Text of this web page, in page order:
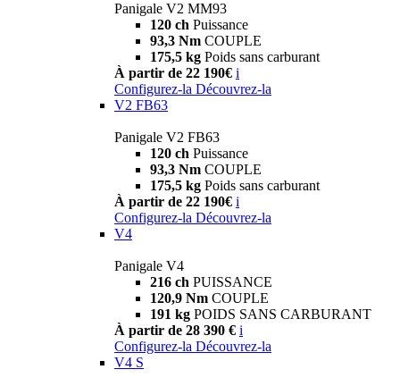
Panigale V2 MM93
120 ch Puissance
93,3 Nm COUPLE
175,5 kg Poids sans carburant
À partir de 22 190€ i
Configurez-la Découvrez-la
V2 FB63
Panigale V2 FB63
120 ch Puissance
93,3 Nm COUPLE
175,5 kg Poids sans carburant
À partir de 22 190€ i
Configurez-la Découvrez-la
V4
Panigale V4
216 ch PUISSANCE
120,9 Nm COUPLE
191 kg POIDS SANS CARBURANT
À partir de 28 390 € i
Configurez-la Découvrez-la
V4 S